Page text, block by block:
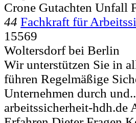
Crone Gutachten Unfall
44 Fachkraft für
15569
Woltersdorf bei Berlin
Wir unterstützen Sie in
führen Regelmäßige
Unternehmen durch und..
arbeitssicherheit-hdh.de